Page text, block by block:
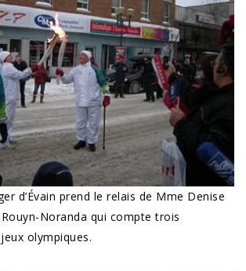
d’Évain prend le relais de Mme Denise
Noranda qui compte trois
olympiques.